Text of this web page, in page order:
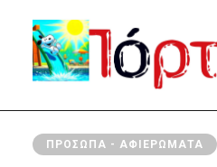
ΠΡΌΣΩΠΑ - ΑΦΙΕΡΏΜΑΤΑ